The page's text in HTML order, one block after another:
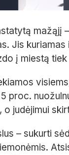
mažąjį
Jis
į miestą
proc.
judėjimui
– sukurti